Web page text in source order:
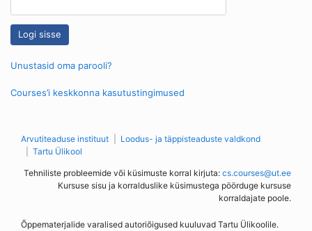
Unustasid oma parooli?
Courses’i keskkonna kasutustingimused
Arvutiteaduse instituut
Loodus- ja täppisteaduste valdkond
Tartu Ülikool
Tehniliste probleemide või küsimuste korral kirjuta: cs.courses@ut.ee
Kursuse sisu ja korralduslike küsimustega pöörduge kursuse
korraldajate poole.
Õppematerjalide varalised autoriõigused kuuluvad Tartu Ülikoolile.